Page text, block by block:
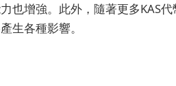
也增強。此外，隨著更多KAS
生各種影響。